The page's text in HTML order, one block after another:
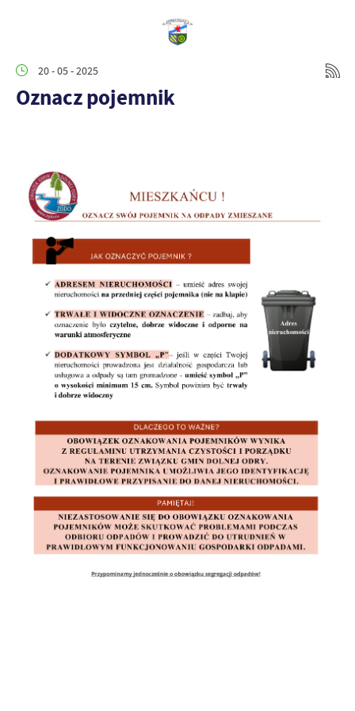
20 - 05 - 2025
Oznacz pojemnik